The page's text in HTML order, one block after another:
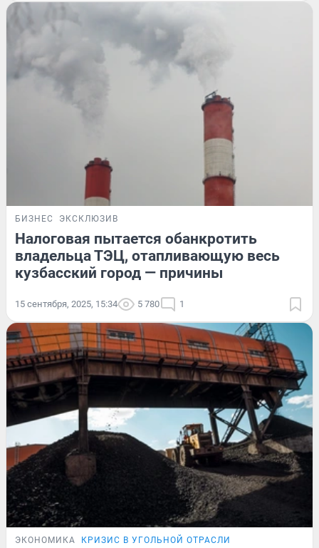
БИЗНЕС ЭКСКЛЮЗИВ
Налоговая пытается обанкротить
владельца ТЭЦ, отапливающую весь
кузбасский город — причины
15 сентября, 2025, 15:34 5 780 1
ЭКОНОМИКА КРИЗИС В УГОЛЬНОЙ ОТРАСЛИ